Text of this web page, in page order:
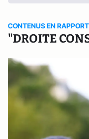
CONTENUS EN
"DROITE